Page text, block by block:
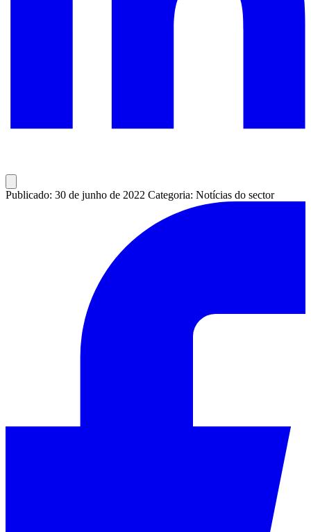
Publicado: 30 de junho de 2022 Categoria: Notícias do sector